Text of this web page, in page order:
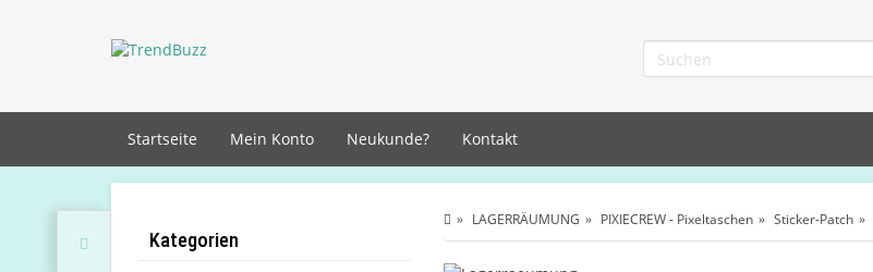
Startseite Mein Konto Neukunde? Kontakt
LAGERRÄUMUNG PIXIECREW - Pixeltaschen Sticker-Patch
Kategorien